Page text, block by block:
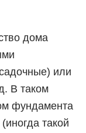
дома
или
В таком
фундамента
такой